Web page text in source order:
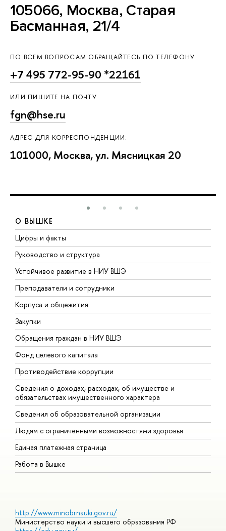
105066, Москва, Старая
Басманная, 21/4
ПО ВСЕМ ВОПРОСАМ ОБРАЩАЙТЕСЬ ПО ТЕЛЕФОНУ
+7 495 772-95-90 *22161
ИЛИ ПИШИТЕ НА ПОЧТУ
fgn@hse.ru
АДРЕС ДЛЯ КОРРЕСПОНДЕНЦИИ:
101000, Москва, ул. Мясницкая 20
О ВЫШКЕ
Цифры и факты
Руководство и структура
Устойчивое развитие в НИУ ВШЭ
Преподаватели и сотрудники
Корпуса и общежития
Закупки
Обращения граждан в НИУ ВШЭ
Фонд целевого капитала
Противодействие коррупции
Сведения о доходах, расходах, об имуществе и
обязательствах имущественного характера
Сведения об образовательной организации
Людям с ограниченными возможностями здоровья
Единая платежная страница
Работа в Вышке
http://www.minobrnauki.gov.ru/
Министерство науки и высшего образования РФ